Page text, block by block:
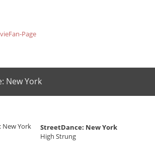
New York
StreetDance: New York
High Strung